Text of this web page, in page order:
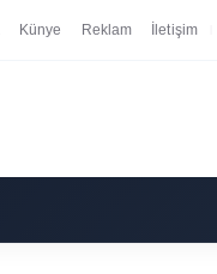
Künye Reklam İletişim